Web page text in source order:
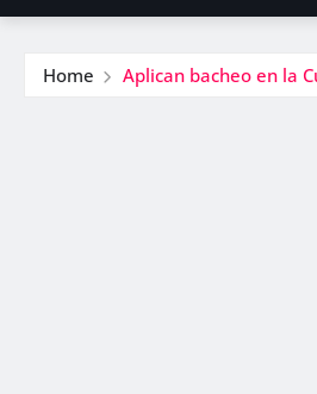
Home Aplican bacheo en la